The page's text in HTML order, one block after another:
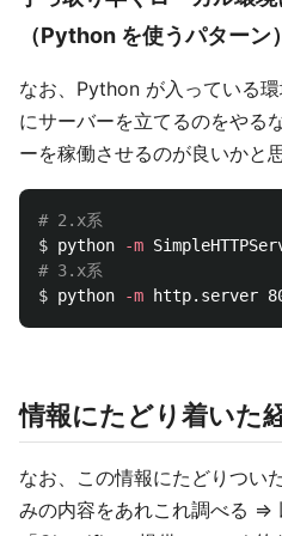
（Python を使うパターン）
なお、Python が入っている
にサーバーを立てるのをやる
ーを稼働させるのが良いかと
# 2.x系
$ python -m
# 3.x系
$ python -m
情報にたどり着いた
なお、この情報にたどりつ
みの内容をあれこれ調べる ⇒